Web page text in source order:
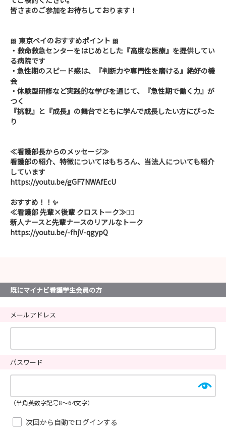
皆さまのご参加をお待ちしております！
🎀 東京ベイのおすすめポイント 🎀
・救命救急センターをはじめとした『高度な医療』を提供してい
る病院です
・急性期のスピード感は、『判断力や専門性を磨ける』絶好の機
会
・体験型研修など実践的な学びを通じて、『急性期で働く力』が
つく
『挑戦』と『成長』の舞台でともに学んで成長したい方にぴった
り
≪看護部長からのメッセージ≫
看護部の紹介、特徴についてはもちろん、当法人についても紹介
しています
https://youtu.be/gGF7NWAfEcU
おすすめ！！✨
≪看護部 先輩×後輩 クロストーク≫💁‍♀️
新人ナースと先輩ナースのリアルなトーク
https://youtu.be/-fhjV-qgypQ
既にマイナビ看護学生会員の方
メールアドレス
パスワード
（半角英数字記号8～64文字）
次回から自動でログインする